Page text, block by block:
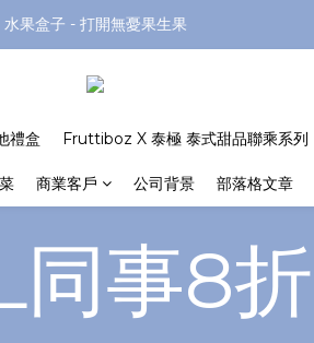
水果盒子 - 打開無憂果生果
禮盒 Fruttiboz X 泰極 泰式甜品聯乘系列
商業客戶 公司背景 部落格文章
同事8折